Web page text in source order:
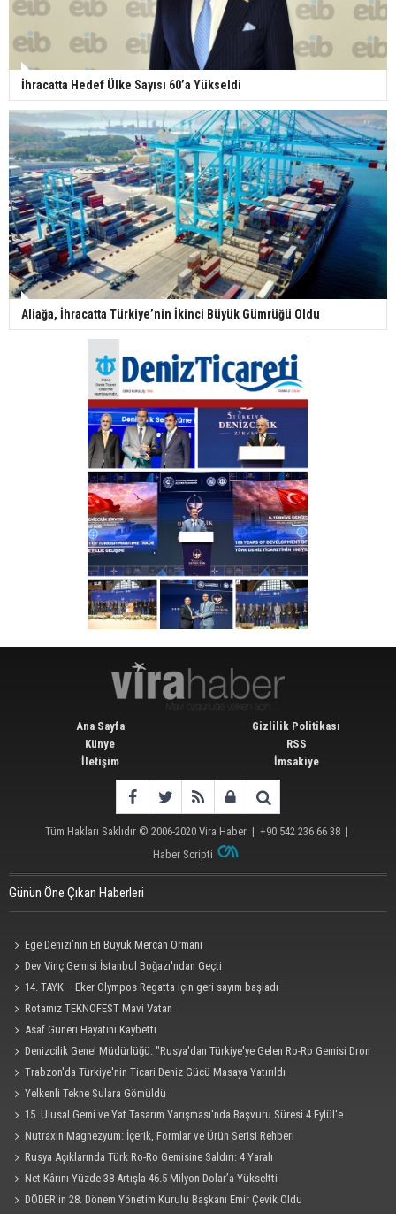
İhracatta Hedef Ülke Sayısı 60’a Yükseldi
Aliağa, İhracatta Türkiye’nin İkinci Büyük Gümrüğü Oldu
Ana Sayfa
Künye
İletişim
Gizlilik Politikası
RSS
İmsakiye
Tüm Hakları Saklıdır © 2006-2020 Vira Haber | +90 542 236 66 38 |
Haber Scripti
Günün Öne Çıkan Haberleri
Ege Denizi’nin En Büyük Mercan Ormanı
Dev Vinç Gemisi İstanbul Boğazı'ndan Geçti
14. TAYK – Eker Olympos Regatta için geri sayım başladı
Rotamız TEKNOFEST Mavi Vatan
Asaf Güneri Hayatını Kaybetti
Denizcilik Genel Müdürlüğü: "Rusya'dan Türkiye'ye Gelen Ro-Ro Gemisi Dron
Saldırısına Uğradı"
Trabzon'da Türkiye'nin Ticari Deniz Gücü Masaya Yatırıldı
Yelkenli Tekne Sulara Gömüldü
15. Ulusal Gemi ve Yat Tasarım Yarışması'nda Başvuru Süresi 4 Eylül'e
Uzatıldı
Nutraxin Magnezyum: İçerik, Formlar ve Ürün Serisi Rehberi
Rusya Açıklarında Türk Ro-Ro Gemisine Saldırı: 4 Yaralı
Net Kârını Yüzde 38 Artışla 46.5 Milyon Dolar’a Yükseltti
DÖDER'in 28. Dönem Yönetim Kurulu Başkanı Emir Çevik Oldu